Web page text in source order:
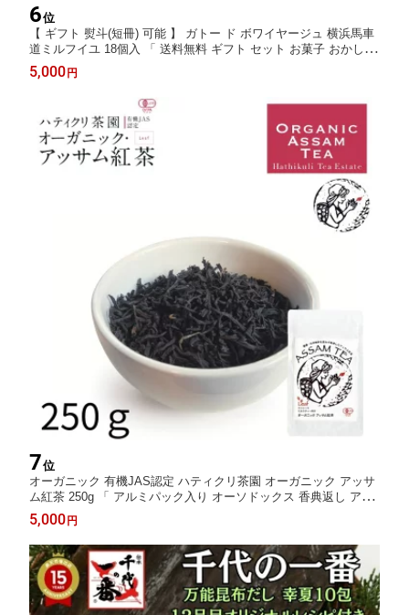
6位
【 ギフト 熨斗(短冊) 可能 】 ガトー ド ボワイヤージュ 横浜馬車
道ミルフイユ 18個入 「 送料無料 ギフト セット お菓子 おかし 個
包装 横浜 詰め合わせ 洋菓子 ミルフィーユ お礼 お祝い 馬車道 バ
ニラ キャラメルラテ フランポワーズ 」
5,000円
7位
オーガニック 有機JAS認定 ハティクリ茶園 オーガニック アッサ
ム紅茶 250g 「 アルミパック入り オーソドックス 香典返し アイ
スティー アッサム紅茶 スパイス ベジタリアン ティー 茶葉 飲み
物 おうちカフェ アフタヌーンティー 」
5,000円